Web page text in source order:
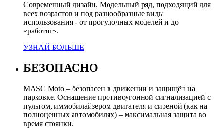
Современный дизайн. Модельный ряд, подходящий для
всех возрастов и под разнообразные виды
использования - от прогулочных моделей и до
«работяг».
УЗНАЙ БОЛЬШЕ
БЕЗОПАСНО
MASC Moto – безопасен в движении и защищён на
парковке. Оснащение противоугонной сигнализацией с
пультом, иммобилайзером двигателя и сиреной (как на
полноценных автомобилях) – максимальная защита во
время стоянки.